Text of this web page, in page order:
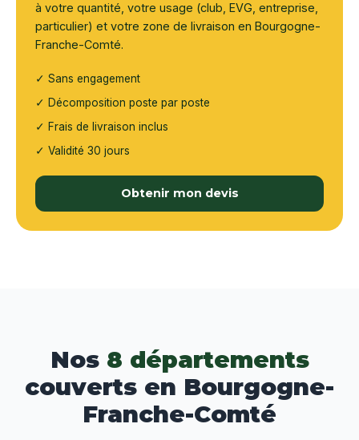
à votre quantité, votre usage (club, EVG, entreprise,
particulier) et votre zone de livraison en Bourgogne-
Franche-Comté.
✓ Sans engagement
✓ Décomposition poste par poste
✓ Frais de livraison inclus
✓ Validité 30 jours
Obtenir mon devis
Nos 8 départements
couverts en Bourgogne-
Franche-Comté